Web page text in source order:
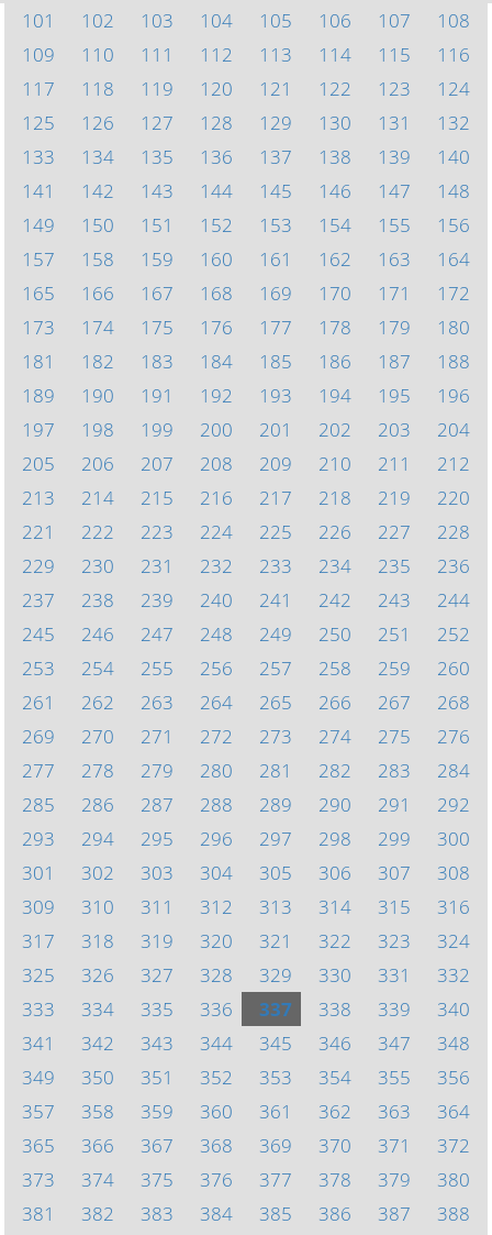
101
102 103 104 105 106 107
108
109
110 111 112 113 114 115
116
117
118 119 120 121 122 123
124
125
126 127 128 129 130 131
132
133
134 135 136 137 138 139
140
141
142 143 144 145 146 147
148
149
150 151 152 153 154 155
156
157
158 159 160 161 162 163
164
165
166 167 168 169 170 171
172
173
174 175 176 177 178 179
180
181
182 183 184 185 186 187
188
189
190 191 192 193 194 195
196
197
198 199 200 201 202 203
204
205
206 207 208 209 210 211
212
213
214 215 216 217 218 219
220
221
222 223 224 225 226 227
228
229
230 231 232 233 234 235
236
237
238 239 240 241 242 243
244
245
246 247 248 249 250 251
252
253
254 255 256 257 258 259
260
261
262 263 264 265 266 267
268
269
270 271 272 273 274 275
276
277
278 279 280 281 282 283
284
285
286 287 288 289 290 291
292
293
294 295 296 297 298 299
300
301
302 303 304 305 306 307
308
309
310 311 312 313 314 315
316
317
318 319 320 321 322 323
324
325
326 327 328 329 330 331
332
333
334 335 336 337 338 339
340
341
342 343 344 345 346 347
348
349
350 351 352 353 354 355
356
357
358 359 360 361 362 363
364
365
366 367 368 369 370 371
372
373
374 375 376 377 378 379
380
381
382 383 384 385 386 387 388